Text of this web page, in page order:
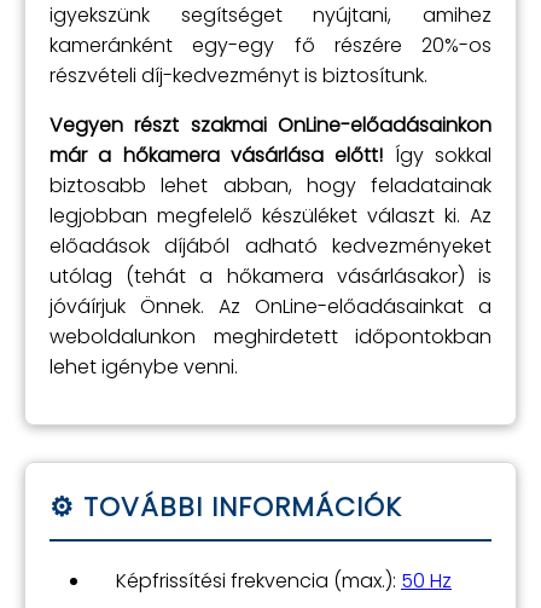
igyekszünk segítséget nyújtani, amihez
kameránként egy-egy fő részére 20%-os
részvételi díj-kedvezményt is biztosítunk.
Vegyen részt szakmai OnLine-előadásainkon
már a hőkamera vásárlása előtt! Így sokkal
biztosabb lehet abban, hogy feladatainak
legjobban megfelelő készüléket választ ki. Az
előadások díjából adható kedvezményeket
utólag (tehát a hőkamera vásárlásakor) is
jóváírjuk Önnek. Az OnLine-előadásainkat a
weboldalunkon meghirdetett időpontokban
lehet igénybe venni.
Képfrissítési frekvencia (max.): 50 Hz